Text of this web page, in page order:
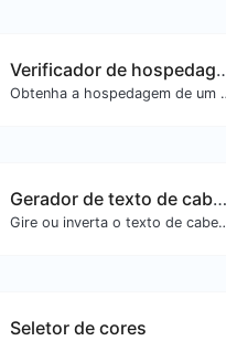
Verificador de
Obtenha a
Gerador de texto de cabeça para baixo
Gire ou inverta o texto de
Seletor de cores